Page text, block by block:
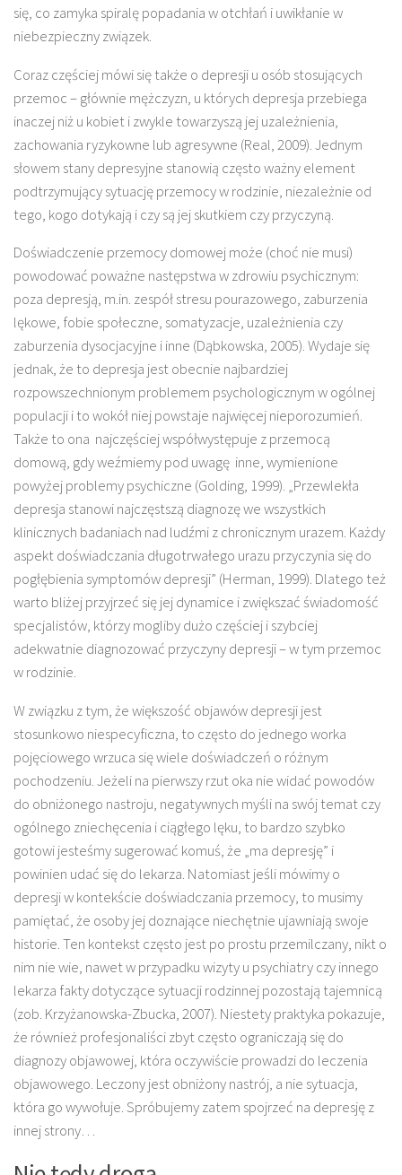
się, co zamyka spiralę popadania w otchłań i uwikłanie w
niebezpieczny związek.
Coraz częściej mówi się także o depresji u osób stosujących
przemoc – głównie mężczyzn, u których depresja przebiega
inaczej niż u kobiet i zwykle towarzyszą jej uzależnienia,
zachowania ryzykowne lub agresywne (Real, 2009). Jednym
słowem stany depresyjne stanowią często ważny element
podtrzymujący sytuację przemocy w rodzinie, niezależnie od
tego, kogo dotykają i czy są jej skutkiem czy przyczyną.
Doświadczenie przemocy domowej może (choć nie musi)
powodować poważne następstwa w zdrowiu psychicznym:
poza depresją, m.in. zespół stresu pourazowego, zaburzenia
lękowe, fobie społeczne, somatyzacje, uzależnienia czy
zaburzenia dysocjacyjne i inne (Dąbkowska, 2005). Wydaje się
jednak, że to depresja jest obecnie najbardziej
rozpowszechnionym problemem psychologicznym w ogólnej
populacji i to wokół niej powstaje najwięcej nieporozumień.
Także to ona najczęściej współwystępuje z przemocą
domową, gdy weźmiemy pod uwagę inne, wymienione
powyżej problemy psychiczne (Golding, 1999). „Przewlekła
depresja stanowi najczęstszą diagnozę we wszystkich
klinicznych badaniach nad ludźmi z chronicznym urazem. Każdy
aspekt doświadczania długotrwałego urazu przyczynia się do
pogłębienia symptomów depresji” (Herman, 1999). Dlatego też
warto bliżej przyjrzeć się jej dynamice i zwiększać świadomość
specjalistów, którzy mogliby dużo częściej i szybciej
adekwatnie diagnozować przyczyny depresji – w tym przemoc
w rodzinie.
W związku z tym, że większość objawów depresji jest
stosunkowo niespecyficzna, to często do jednego worka
pojęciowego wrzuca się wiele doświadczeń o różnym
pochodzeniu. Jeżeli na pierwszy rzut oka nie widać powodów
do obniżonego nastroju, negatywnych myśli na swój temat czy
ogólnego zniechęcenia i ciągłego lęku, to bardzo szybko
gotowi jesteśmy sugerować komuś, że „ma depresję” i
powinien udać się do lekarza. Natomiast jeśli mówimy o
depresji w kontekście doświadczania przemocy, to musimy
pamiętać, że osoby jej doznające niechętnie ujawniają swoje
historie. Ten kontekst często jest po prostu przemilczany, nikt o
nim nie wie, nawet w przypadku wizyty u psychiatry czy innego
lekarza fakty dotyczące sytuacji rodzinnej pozostają tajemnicą
(zob. Krzyżanowska-Zbucka, 2007). Niestety praktyka pokazuje,
że również profesjonaliści zbyt często ograniczają się do
diagnozy objawowej, która oczywiście prowadzi do leczenia
objawowego. Leczony jest obniżony nastrój, a nie sytuacja,
która go wywołuje. Spróbujemy zatem spojrzeć na depresję z
innej strony…